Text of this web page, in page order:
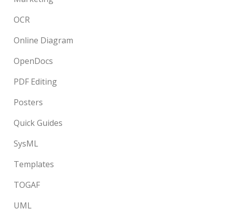
OCR
Online Diagram
OpenDocs
PDF Editing
Posters
Quick Guides
SysML
Templates
TOGAF
UML